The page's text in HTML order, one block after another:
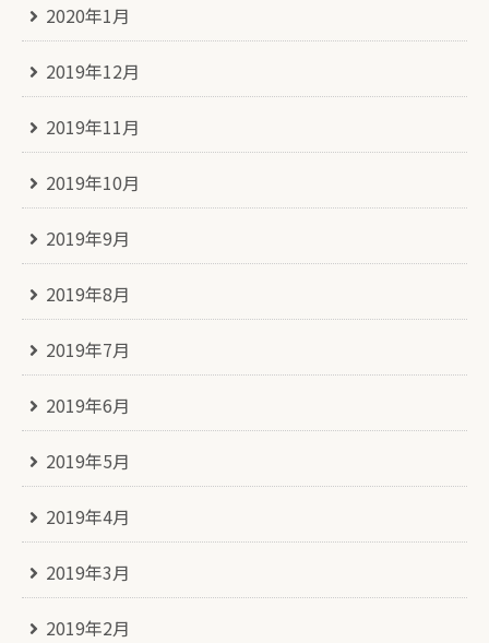
2020年1月
2019年12月
2019年11月
2019年10月
2019年9月
2019年8月
2019年7月
2019年6月
2019年5月
2019年4月
2019年3月
2019年2月